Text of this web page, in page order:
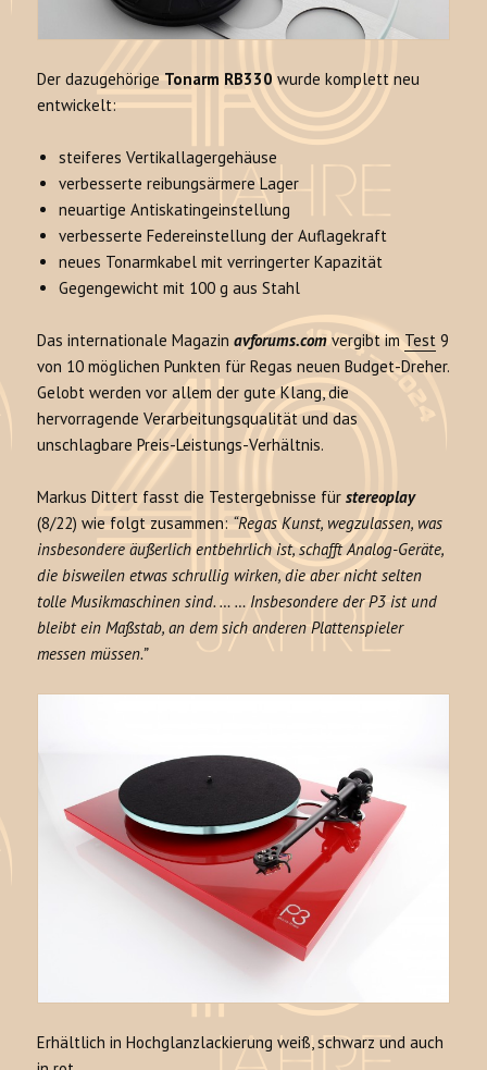
Der dazugehörige Tonarm RB330 wurde komplett neu
entwickelt:
steiferes Vertikallagergehäuse
verbesserte reibungsärmere Lager
neuartige Antiskatingeinstellung
verbesserte Federeinstellung der Auflagekraft
neues Tonarmkabel mit verringerter Kapazität
Gegengewicht mit 100 g aus Stahl
Das internationale Magazinavforums.comvergibt imTest 9
von 10 möglichen Punkten für Regas neuen Budget-Dreher.
Gelobt werden vor allem der gute Klang, die
hervorragende Verarbeitungsqualität und das
unschlagbare Preis-Leistungs-Verhältnis.
Markus Dittert fasst die Testergebnisse für stereoplay
(8/22) wie folgt zusammen: “Regas Kunst, wegzulassen, was
insbesondere äußerlich entbehrlich ist, schafft Analog-Geräte,
die bisweilen etwas schrullig wirken, die aber nicht selten
tolle Musikmaschinen sind. … … Insbesondere der P3 ist und
bleibt ein Maßstab, an dem sich anderen Plattenspieler
messen müssen.”
Erhältlich in Hochglanzlackierung weiß, schwarz und auch